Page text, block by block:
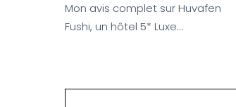
Mon avis complet sur Huvafen
Fushi, un hôtel 5* Luxe…